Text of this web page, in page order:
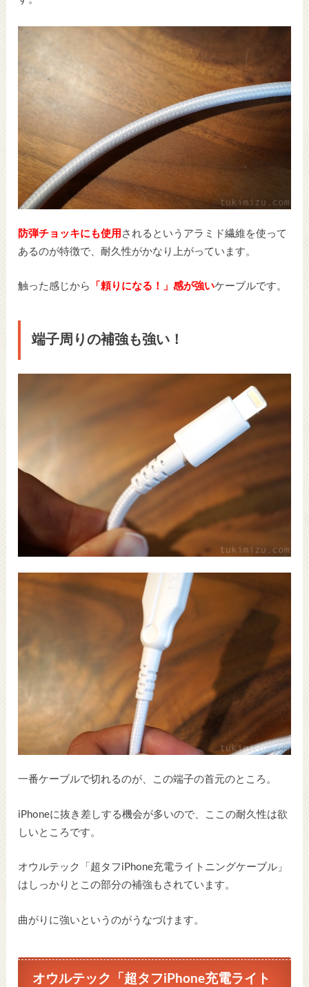
防弾チョッキにも使用 されるというアラミド繊維を使って
あるのが特徴で、耐久性がかなり上がっています。
触った感じから 「頼りになる！」感が強いケーブルです。
端子周りの補強も強い！
一番ケーブルで切れるのが、この端子の首元のところ。
iPhoneに抜き差しする機会が多いので、ここの耐久性は欲
しいところです。
オウルテック「超タフiPhone充電ライトニングケーブル」
はしっかりとこの部分の補強もされています。
曲がりに強いというのがうなづけます。
オウルテック「超タフiPhone充電ライト